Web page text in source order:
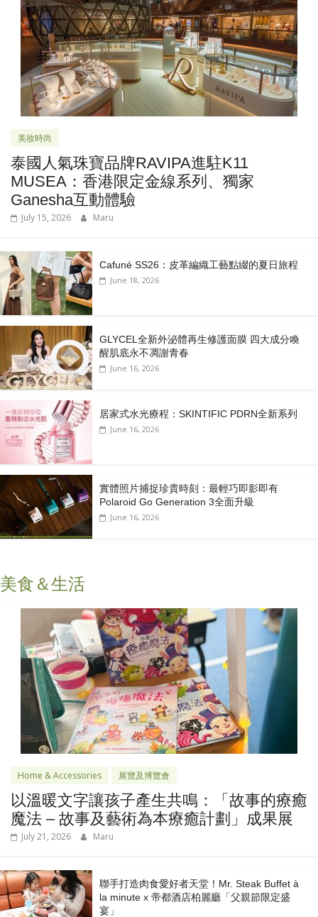
美妝時尚
泰國人氣珠寶品牌RAVIPA進駐K11
MUSEA：香港限定金線系列、獨家
Ganesha互動體驗
July 15, 2026 Maru
Cafuné SS26：皮革編織工藝點綴的夏日旅程
June 18, 2026
GLYCEL全新外泌體再生修護面膜 四大成分喚
醒肌底永不凋謝青春
June 16, 2026
居家式水光療程：SKINTIFIC PDRN全新系列
June 16, 2026
實體照片捕捉珍貴時刻：最輕巧即影即有
Polaroid Go Generation 3全面升級
June 16, 2026
美食＆生活
Home & Accessories 展覽及博覽會
以溫暖文字讓孩子產生共鳴：「故事的療癒
魔法 – 故事及藝術為本療癒計劃」成果展
July 21, 2026 Maru
聯手打造肉食愛好者天堂！Mr. Steak Buffet à
la minute x 帝都酒店柏麗廳「⽗親節限定盛
宴」